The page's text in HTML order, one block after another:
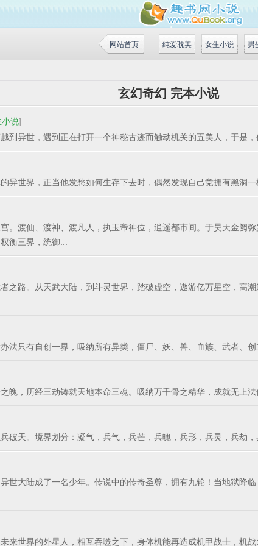
网站首页 男
女生小说
纯爱耽美
玄幻奇幻 完本小说
小说]
到异世，遇到正在打开一个神秘古迹而触动机关的五美人，于是
异世界，正当他发愁如何生存下去时，偶然发现自己竞拥有黑洞一
。渡仙、渡神、渡凡人，执玉帝神位，逍遥都市间。于昊天金阙
衡三界，统御...
之路。从天武大陆，到斗灵世界，踏破虚空，遨游亿万星空，高
法只有自创一界，吸纳所有异类，僵尸、妖、兽、血族、武者、创
魄，历经三劫铸就天地本命三魂。吸纳万千骨之精华，成就无上法
破天。境界划分：凝气，兵气，兵芒，兵魄，兵形，兵灵，兵劫，
世大陆成了一名少年。传说中的传奇圣尊，拥有九轮！当地狱降
来世界的外星人，相互吞噬之下，身体机能再造成机甲战士，机